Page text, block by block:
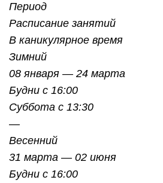
Период
Расписание занятий
В каникулярное время
Зимний
08 января — 24 марта
Будни с 16:00
Суббота с 13:30
—
Весенний
31 марта — 02 июня
Будни с 16:00